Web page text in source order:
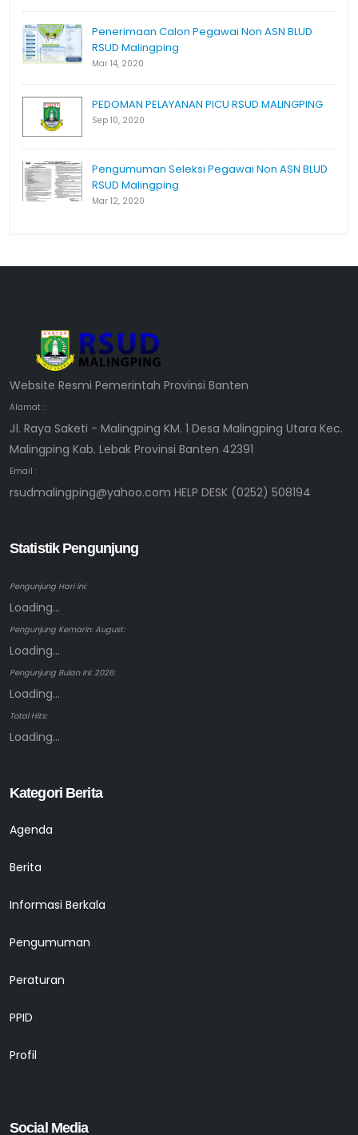
Penerimaan Calon Pegawai Non ASN BLUD
RSUD Malingping
Mar 14, 2020
PEDOMAN PELAYANAN PICU RSUD MALINGPING
Sep 10, 2020
Pengumuman Seleksi Pegawai Non ASN BLUD
RSUD Malingping
Mar 12, 2020
Website Resmi Pemerintah Provinsi Banten
Alamat :
Jl. Raya Saketi - Malingping KM. 1 Desa Malingping Utara Kec.
Malingping Kab. Lebak Provinsi Banten 42391
Email :
rsudmalingping@yahoo.com HELP DESK (0252) 508194
Statistik Pengunjung
Pengunjung Hari ini:
Loading...
Pengunjung Kemarin: August:
Loading...
Pengunjung Bulan ini: 2026:
Loading...
Total Hits:
Loading...
Kategori Berita
Agenda
Berita
Informasi Berkala
Pengumuman
Peraturan
PPID
Profil
Social Media